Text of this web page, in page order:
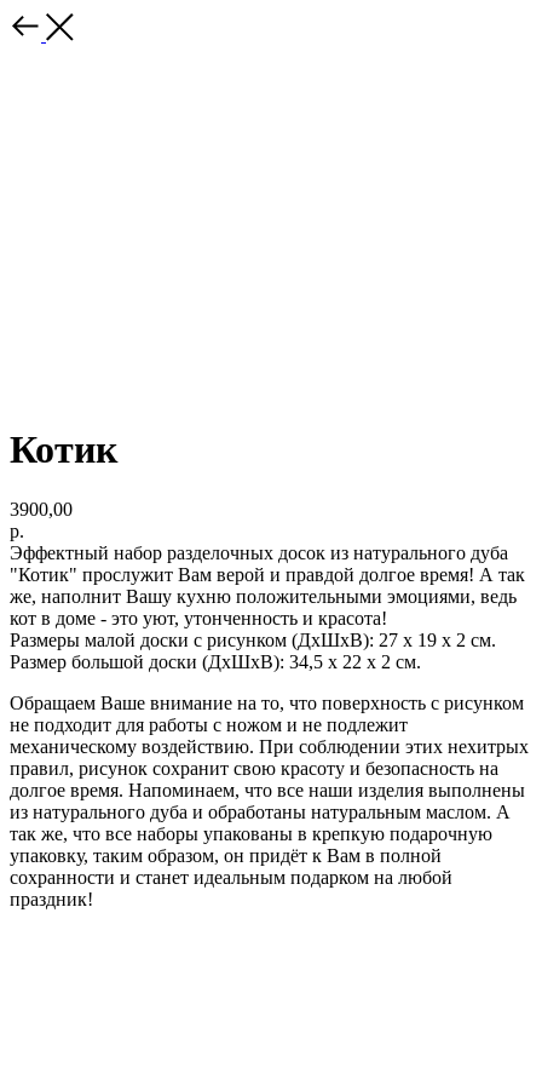
Котик
3900,00
р.
Эффектный набор разделочных досок из натурального дуба
"Котик" прослужит Вам верой и правдой долгое время! А так
же, наполнит Вашу кухню положительными эмоциями, ведь
кот в доме - это уют, утонченность и красота!
Размеры малой доски с рисунком (ДхШхВ): 27 х 19 х 2 см.
Размер большой доски (ДхШхВ): 34,5 х 22 х 2 см.
Обращаем Ваше внимание на то, что поверхность с рисунком
не подходит для работы с ножом и не подлежит
механическому воздействию. При соблюдении этих нехитрых
правил, рисунок сохранит свою красоту и безопасность на
долгое время. Напоминаем, что все наши изделия выполнены
из натурального дуба и обработаны натуральным маслом. А
так же, что все наборы упакованы в крепкую подарочную
упаковку, таким образом, он придёт к Вам в полной
сохранности и станет идеальным подарком на любой
праздник!